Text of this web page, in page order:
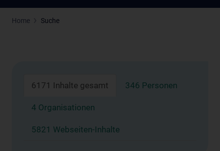
Home Suche
6171 Inhalte gesamt 346 Personen
4 Organisationen
5821 Webseiten-Inhalte